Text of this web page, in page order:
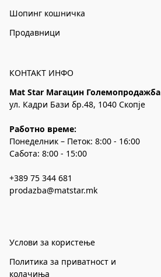
Шопинг кошничка
Продавници
КОНТАКТ ИНФО
Mat Star Магацин Големопродажба
ул. Кадри Бази бр.48, 1040 Скопје
Работно време:
Понеделник – Петок: 8:00 - 16:00
Сабота: 8:00 - 15:00
+389 75 344 681
prodazba@matstar.mk
Услови за користење
Политика за приватност и
колачиња